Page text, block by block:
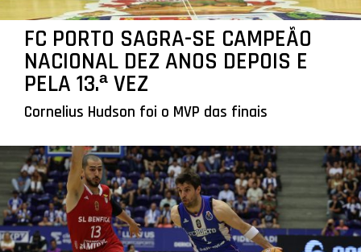
FC PORTO SAGRA-SE CAMPEÃO
NACIONAL DEZ ANOS DEPOIS E
PELA 13.ª VEZ
Cornelius Hudson foi o MVP das finais